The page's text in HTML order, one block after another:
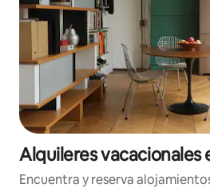
Alquileres vacacionales
Encuentra y reserva